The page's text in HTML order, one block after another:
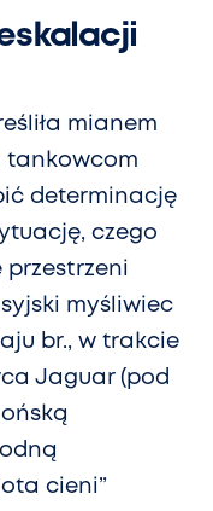
mianem
tankowcom
determinację
czego
przestrzeni
myśliwiec
br., w trakcie
Jaguar (pod
cieni”